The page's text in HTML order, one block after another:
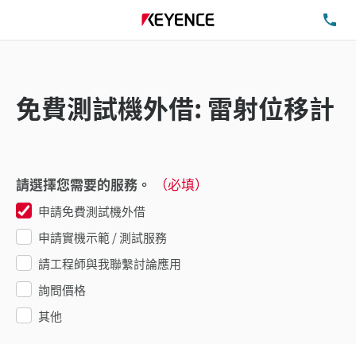
免費測試機外借: 雷射位移計
請選擇您需要的服務。 （必填）
申請免費測試機外借
申請實機示範 / 測試服務
請工程師與我聯繫討論應用
詢問價格
其他